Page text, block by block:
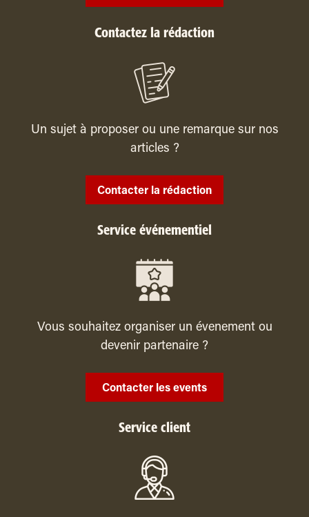
Contactez la rédaction
Un sujet à proposer ou une remarque sur nos
articles ?
Contacter la rédaction
Service événementiel
Vous souhaitez organiser un évenement ou
devenir partenaire ?
Contacter les events
Service client